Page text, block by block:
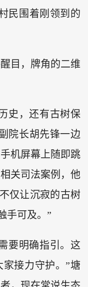
民围着刚领到的
目，牌角的二维
史，还有古树保
院长胡先锋一边
机屏幕上随即跳
关司法案例，他
仅让沉寂的古树
手可及。”
要明确指引。这
接力守护。”塘